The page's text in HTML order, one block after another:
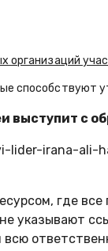
организаций
способствуют
выступит с
lider-irana-ali-
где
указывают